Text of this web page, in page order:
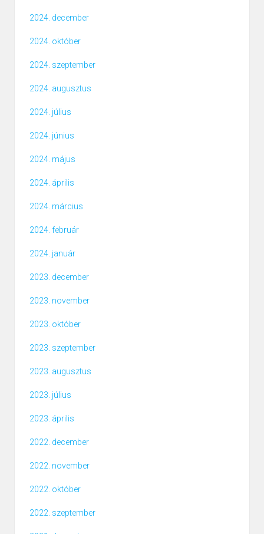
2024. december
2024. október
2024. szeptember
2024. augusztus
2024. július
2024. június
2024. május
2024. április
2024. március
2024. február
2024. január
2023. december
2023. november
2023. október
2023. szeptember
2023. augusztus
2023. július
2023. április
2022. december
2022. november
2022. október
2022. szeptember